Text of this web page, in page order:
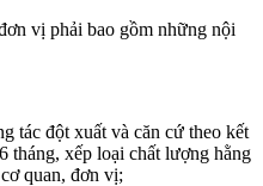
vị phải bao gồm những nội
tác đột xuất và căn cứ theo kết
tháng, xếp loại chất lượng hằng
quan, đơn vị;